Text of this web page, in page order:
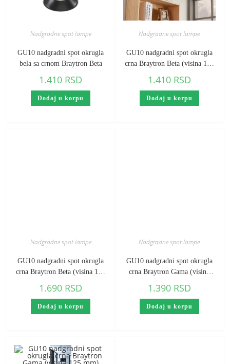
Nadgradne spot lampe
GU10 nadgradni spot okrugla
bela sa crnom Braytron Beta
1.410 RSD
Dodaj u korpu
Nadgradne spot lampe
GU10 nadgradni spot okrugla
crna Braytron Beta (visina 117
1.410 RSD
Dodaj u korpu
Nadgradne spot lampe
GU10 nadgradni spot okrugla
crna Braytron Beta (visina 145
1.690 RSD
Dodaj u korpu
Nadgradne spot lampe
GU10 nadgradni spot okrugla
crna Braytron Gama (visina
1.390 RSD
Dodaj u korpu